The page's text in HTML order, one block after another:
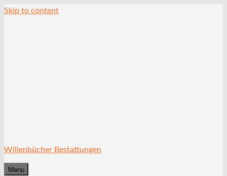
Skip to content
Willenbücher Bestattungen
Menu